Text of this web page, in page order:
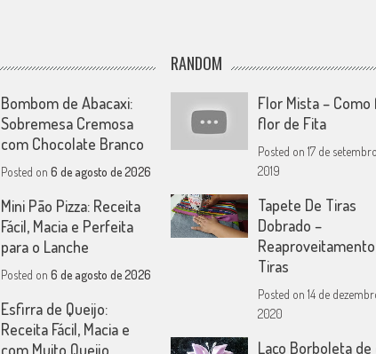
Bombom de Abacaxi:
Sobremesa Cremosa
com Chocolate Branco
Posted on6 de agosto de 2026
Mini Pão Pizza: Receita
Fácil, Macia e Perfeita
para o Lanche
Posted on6 de agosto de 2026
Esfirra de Queijo:
Receita Fácil, Macia e
com Muito Queijo
RANDOM
Flor Mista – Como
flor de Fita
Posted on 17 de
2019
Tapete De Tiras
Dobrado –
Tiras
Posted on 14 de
2020
Laço Borboleta